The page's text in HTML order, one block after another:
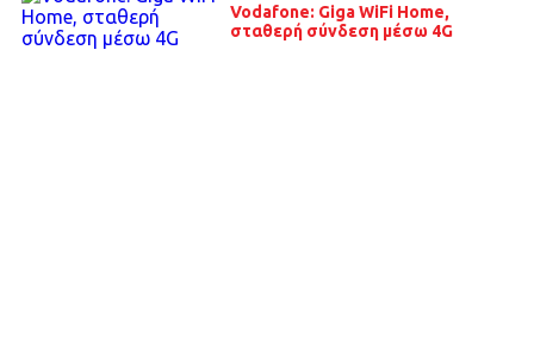
Vodafone: Giga WiFi Home,
σταθερή σύνδεση μέσω 4G